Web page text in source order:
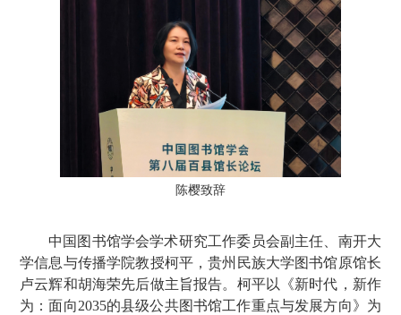
陈樱致辞
中国图书馆学会学术研究工作委员会副主任、南开大
学信息与传播学院教授柯平，贵州民族大学图书馆原馆长
卢云辉和胡海荣先后做主旨报告。柯平以《新时代，新作
为：面向2035的县级公共图书馆工作重点与发展方向》为